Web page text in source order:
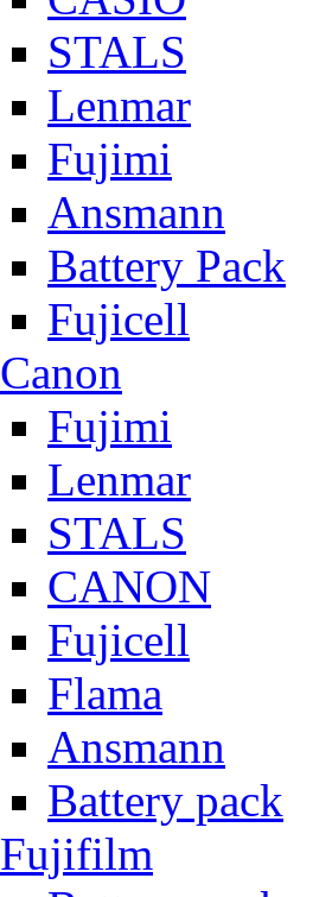
STALS
Lenmar
Fujimi
Ansmann
Battery Pack
Fujicell
Canon
Fujimi
Lenmar
STALS
CANON
Fujicell
Flama
Ansmann
Battery pack
Fujifilm